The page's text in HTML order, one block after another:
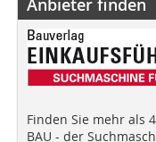
Finden Sie mehr als
BAU - der